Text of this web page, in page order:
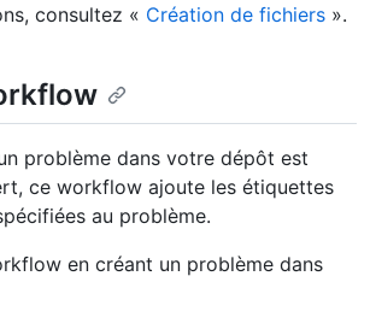
consultez « Création de fichiers ».
problème dans votre dépôt est
ce workflow ajoute les étiquettes
au problème.
en créant un problème dans